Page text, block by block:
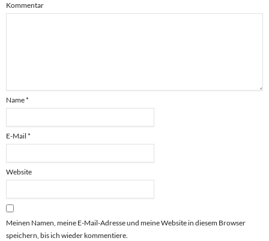
Kommentar
Name*
E-Mail *
Website
Meinen Namen, meine E-Mail-Adresse und meine Website in diesem Browser
speichern, bis ich wieder kommentiere.